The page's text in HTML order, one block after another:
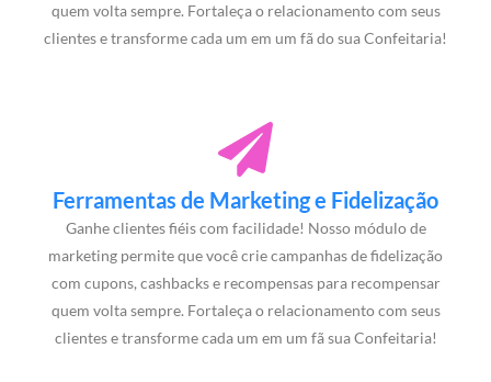
quem volta sempre. Fortaleça o relacionamento com seus
clientes e transforme cada um em um fã do sua Confeitaria!
Ferramentas de Marketing e Fidelização
Ganhe clientes fiéis com facilidade! Nosso módulo de
marketing permite que você crie campanhas de fidelização
com cupons, cashbacks e recompensas para recompensar
quem volta sempre. Fortaleça o relacionamento com seus
clientes e transforme cada um em um fã sua Confeitaria!